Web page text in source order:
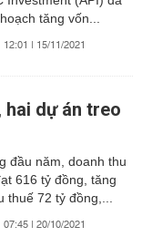
tăng vốn...
12:01 | 15/11/2021
hai dự án treo
đầu năm, doanh thu
616 tỷ đồng, tăng
thuế 72 tỷ đồng,...
07:45 | 20/10/2021